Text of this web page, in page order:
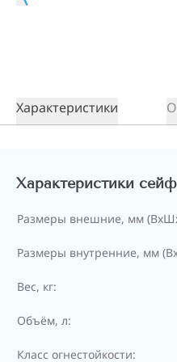
Характеристики
Характеристики
Размеры внешние, мм
Размеры внутренние, мм
Вес, кг:
Объём, л:
Класс огнестойкости: